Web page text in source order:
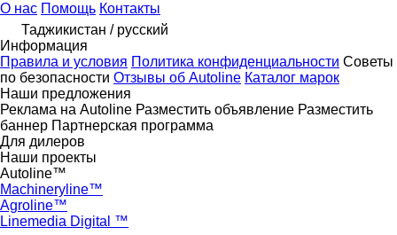
О нас Помощь Контакты
Таджикистан / русский
Информация
Правила и условия Политика конфиденциальности Советы
по безопасности Отзывы об Autoline Каталог марок
Наши предложения
Реклама на Autoline Разместить объявление Разместить
баннер Партнерская программа
Для дилеров
Наши проекты
Autoline™
Machineryline™
Agroline™
Linemedia Digital ™